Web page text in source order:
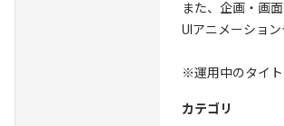
また、企画・画
UIアニメーショ
※運用中のタイト
カテゴリ